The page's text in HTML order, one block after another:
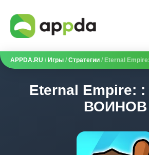
APPDA.RU / Игры / Стратегии / Eternal
Eternal Empire:
ВОИНОВ